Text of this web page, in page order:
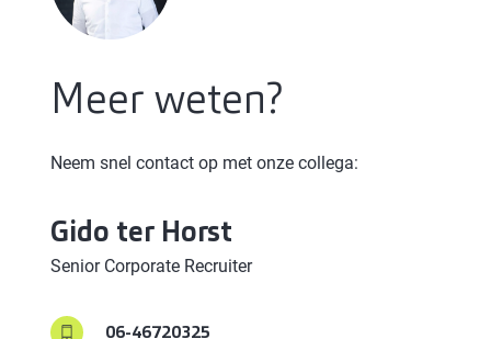
Meer weten?
Neem snel contact op met onze collega:
Gido ter Horst
Senior Corporate Recruiter
06-46720325